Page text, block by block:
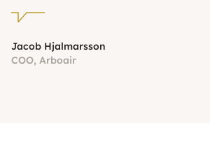
Jacob Hjalmarsson
COO, Arboair